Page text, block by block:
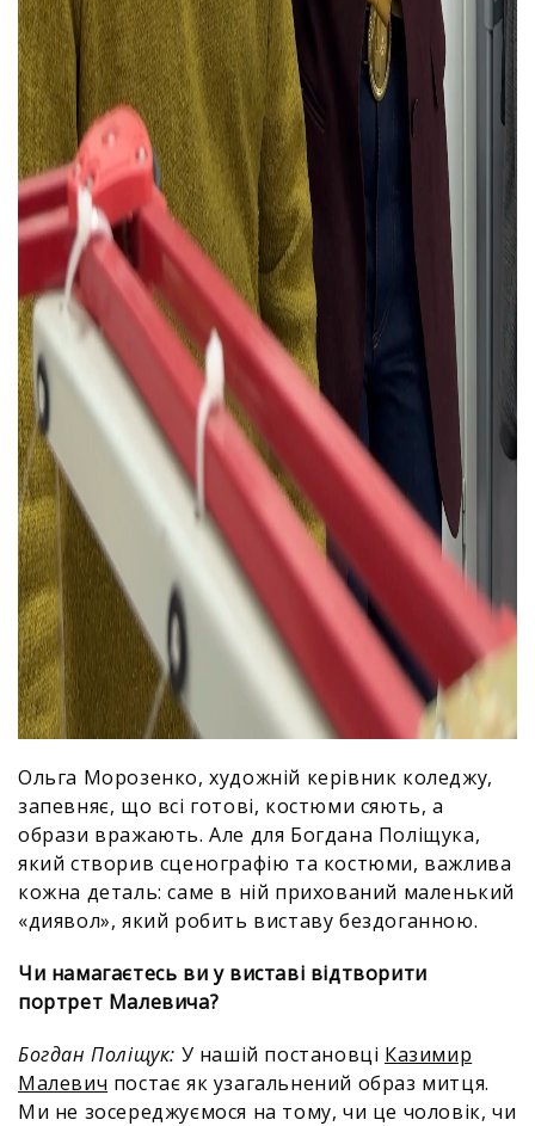
Ольга Морозенко, художній керівник коледжу,
запевняє, що всі готові, костюми сяють, а
образи вражають. Але для Богдана Поліщука,
який створив сценографію та костюми, важлива
кожна деталь: саме в ній прихований маленький
«диявол», який робить виставу бездоганною.
Чи намагаєтесь ви у виставі відтворити
портрет Малевича?
Богдан Поліщук: У нашій постановці Казимир
Малевич постає як узагальнений образ митця.
Ми не зосереджуємося на тому, чи це чоловік, чи